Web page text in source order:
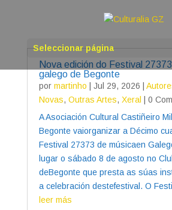
Seleccionar página
Nova edición do Festival
galego de Begonte
por martinho Jul 29, 2026
Novas, Outras Artes, Xeral
| 0
A Asociación Cultural Castiñeiro
Begonte vaiorganizar a Décimo
Festival 27373 de músicaen
lugar o sábado 8 de agosto no
deBegonte que presta as súas
a celebración destefestival. O
leer más